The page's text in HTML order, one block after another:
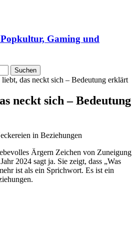
Gaming und
liebt, das neckt sich – Bedeutung erklärt
neckt sich – Bedeutung
Ärgern Zeichen von Zuneigung
2024 sagt ja. Sie zeigt, dass „Was
ist als ein Sprichwort. Es ist ein